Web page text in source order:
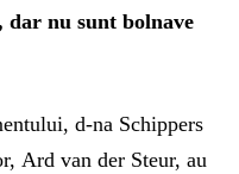
dar nu sunt bolnave
d-na Schippers
Ard van der Steur, au